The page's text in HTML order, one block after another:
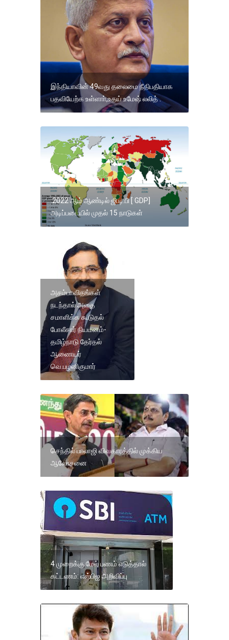
இந்தியாவின் 49வது தலைமை நீதிபதியாக
பதவியேற்க உள்ளாா்,உதய் உமேஷ் லலித் .
.2022 ஆம் ஆண்டில் ஜி.டி.பி [ GDP]
அடிப்படையில் முதல் 15 நாடுகள்
அசம்பாவிதங்கள்
நடந்தால் அதை
சமாளிக்க கூடுதல்
போலீசார் நியமனம்-
தமிழ்நாடு தேர்தல்
ஆணையர்
வெ.பழனிகுமார்
செந்தில் பாலாஜி விவகாரத்தில் முக்கிய
ஆலோசனை
4 முறைக்கு மேல் பணம் எடுத்தால்
கட்டணம்: எஸ்பிஐ அறிவிப்பு